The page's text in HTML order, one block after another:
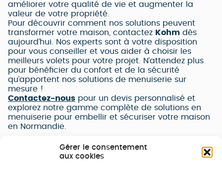
Gérer le consentement
aux cookies
améliorer votre qualité de vie et augmenter la
valeur de votre propriété.
Pour découvrir comment nos solutions peuvent
transformer votre maison, contactez Kohm dès
aujourd’hui. Nos experts sont à votre disposition
pour vous conseiller et vous aider à choisir les
meilleurs volets pour votre projet. N’attendez plus
pour bénéficier du confort et de la sécurité
qu’apportent nos solutions de menuiserie sur
mesure !
Contactez-nous pour un devis personnalisé et
explorez notre gamme complète de solutions en
menuiserie pour embellir et sécuriser votre maison
en Normandie.